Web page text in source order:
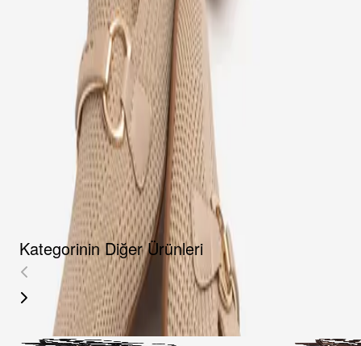
Fırsat Kombini Componenti Buraya Gelecek
ÜRÜN HAKKINDA
TAKSIT SEÇENEKLERI
AKSESUARLAR
Kategorinin Diğer Ürünleri